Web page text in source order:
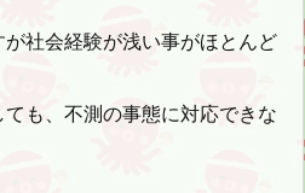
社会経験が浅い事がほとんど
も、不測の事態に対応できな